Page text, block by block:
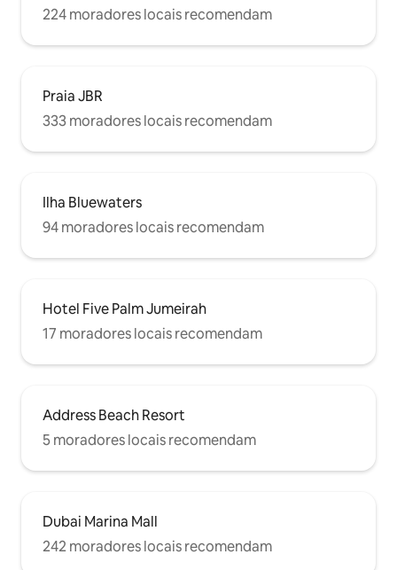
224 moradores locais recomendam
Praia JBR
333 moradores locais recomendam
Ilha Bluewaters
94 moradores locais recomendam
Hotel Five Palm Jumeirah
17 moradores locais recomendam
Address Beach Resort
5 moradores locais recomendam
Dubai Marina Mall
242 moradores locais recomendam